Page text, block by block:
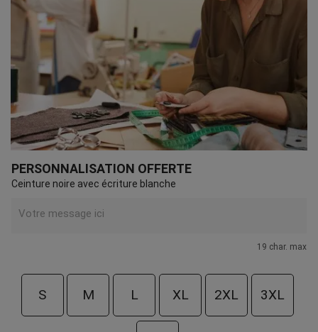
PERSONNALISATION OFFERTE
Ceinture noire avec écriture blanche
19 char. max
S M L XL 2XL 3XL